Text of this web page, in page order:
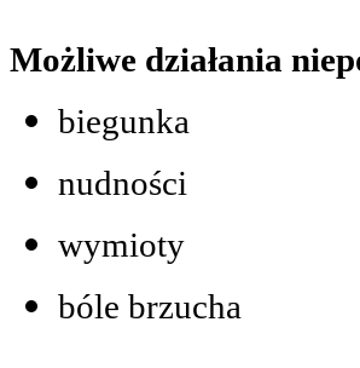
Możliwe działania
biegunka
nudności
wymioty
bóle brzucha